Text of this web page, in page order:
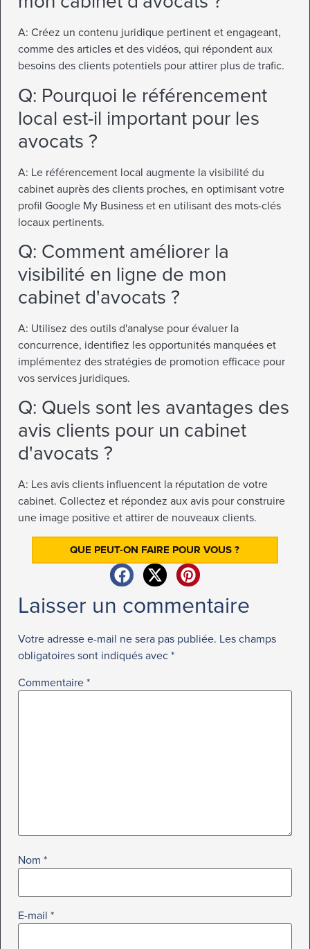
A: Créez un contenu juridique pertinent et engageant,
comme des articles et des vidéos, qui répondent aux
besoins des clients potentiels pour attirer plus de trafic.
Q: Pourquoi le référencement
local est-il important pour les
avocats ?
A: Le référencement local augmente la visibilité du
cabinet auprès des clients proches, en optimisant votre
profil Google My Business et en utilisant des mots-clés
locaux pertinents.
Q: Comment améliorer la
visibilité en ligne de mon
cabinet d'avocats ?
A: Utilisez des outils d'analyse pour évaluer la
concurrence, identifiez les opportunités manquées et
implémentez des stratégies de promotion efficace pour
vos services juridiques.
Q: Quels sont les avantages des
avis clients pour un cabinet
d'avocats ?
A: Les avis clients influencent la réputation de votre
cabinet. Collectez et répondez aux avis pour construire
une image positive et attirer de nouveaux clients.
QUE PEUT-ON FAIRE POUR VOUS ?
Laisser un commentaire
Votre adresse e-mail ne sera pas publiée. Les champs
obligatoires sont indiqués avec *
Commentaire *
Nom *
E-mail *